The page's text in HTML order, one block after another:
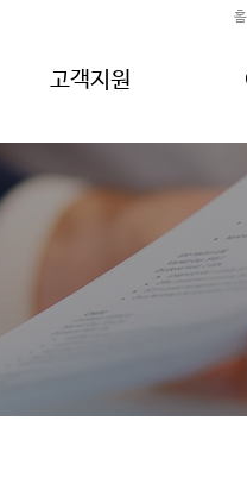
홈
고객지원